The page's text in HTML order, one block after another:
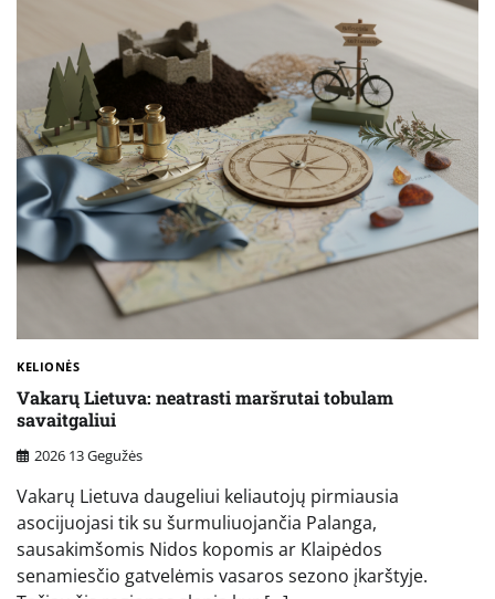
KELIONĖS
Vakarų Lietuva: neatrasti maršrutai tobulam
savaitgaliui
2026 13 Gegužės
Vakarų Lietuva daugeliui keliautojų pirmiausia
asocijuojasi tik su šurmuliuojančia Palanga,
sausakimšomis Nidos kopomis ar Klaipėdos
senamiesčio gatvelėmis vasaros sezono įkarštyje.